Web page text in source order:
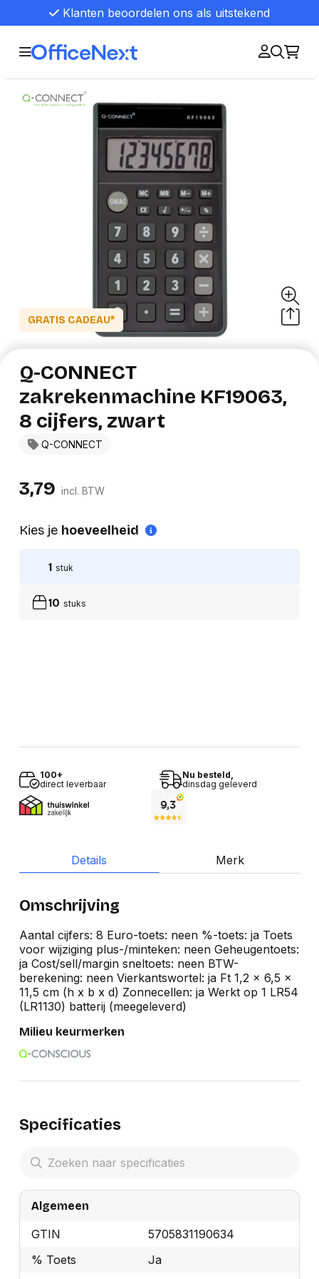
Klanten beoordelen ons als uitstekend
GRATIS CADEAU*
Q-CONNECT
Q-CONNECT
zakrekenmachine KF19063,
8 cijfers, zwart
3,79 incl. BTW
Kies je hoeveelheid
1 stuk
10 stuks
100+
direct leverbaar
Nu besteld,
dinsdag geleverd
Details Merk
Omschrijving
Aantal cijfers: 8 Euro-toets: neen %-toets: ja Toets
voor wijziging plus-/minteken: neen Geheugentoets:
ja Cost/sell/margin sneltoets: neen BTW-
berekening: neen Vierkantswortel: ja Ft 1,2 x 6,5 x
11,5 cm (h x b x d) Zonnecellen: ja Werkt op 1 LR54
(LR1130) batterij (meegeleverd)
Milieu keurmerken
Specificaties
Algemeen
GTIN
5705831190634
% Toets
Ja